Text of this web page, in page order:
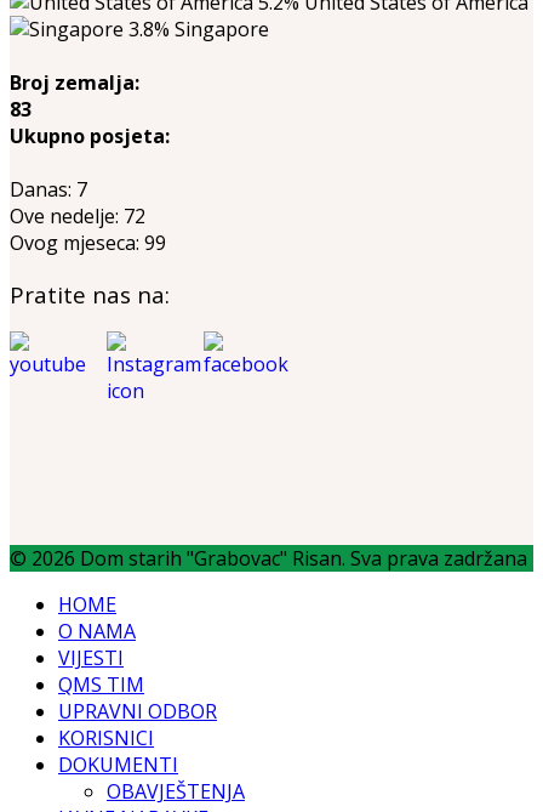
3.8% Singapore
Broj zemalja:
83
Ukupno posjeta:
Danas: 7
Ove nedelje: 72
Ovog mjeseca: 99
Pratite nas na:
© 2026 Dom starih "Grabovac" Risan. Sva prava zadržana
HOME
O NAMA
VIJESTI
QMS TIM
UPRAVNI ODBOR
KORISNICI
DOKUMENTI
OBAVJEŠTENJA